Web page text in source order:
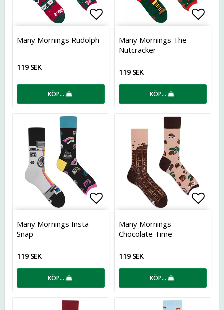
Lägg till i favoritlistan
Many Mornings Rudolph
119 SEK
KÖP…
Many Mornings The
Nutcracker
119 SEK
KÖP…
Lägg till i favoritlistan
Many Mornings Insta
Snap
119 SEK
KÖP…
Many Mornings
Chocolate Time
119 SEK
KÖP…